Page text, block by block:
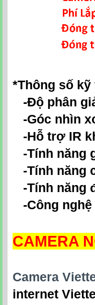
*Thông số kỹ
-Độ phân
-Góc nhìn
-Hỗ trợ IR
-Tính năng
-Tính năng
-Tính năng
-Công nghệ
CAMERA
Camera
internet